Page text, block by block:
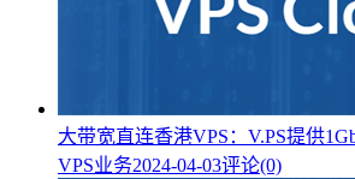
大带宽直连香港VPS：V.PS提供
VPS业务2024-04-03评论(0)